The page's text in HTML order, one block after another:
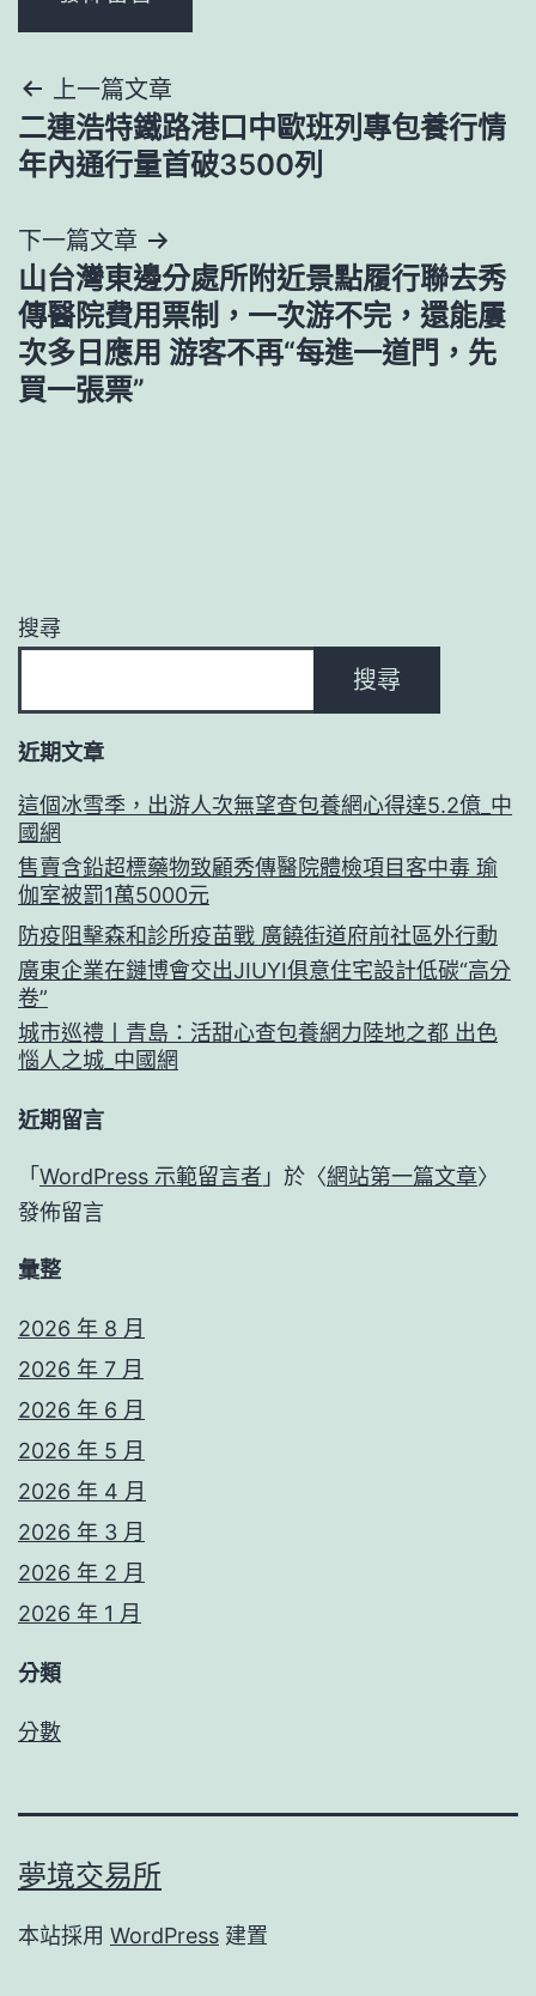
文
章
覽
上一篇文章
二連浩特鐵路港口中歐班列專包養行情
年內通行量首破3500列
下一篇文章
山台灣東邊分處所附近景點履行聯去秀
傳醫院費用票制，一次游不完，還能屢
次多日應用 游客不再“每進一道門，先
買一張票”
搜尋
搜尋
近期文章
這個冰雪季，出游人次無望查包養網心得達5.2億_中
國網
售賣含鉛超標藥物致顧秀傳醫院體檢項目客中毒 瑜
伽室被罰1萬5000元
防疫阻擊森和診所疫苗戰 廣饒街道府前社區外行動
廣東企業在鏈博會交出JIUYI俱意住宅設計低碳“高分
卷”
城市巡禮丨青島：活甜心查包養網力陸地之都 出色
惱人之城_中國網
近期留言
「 WordPress 示範留言者 」於〈網站第一篇文章〉
發佈留言
彙整
2026 年 8 月
2026 年 7 月
2026 年 6 月
2026 年 5 月
2026 年 4 月
2026 年 3 月
2026 年 2 月
2026 年 1 月
分類
分數
夢境交易所
本站採用 WordPress 建置